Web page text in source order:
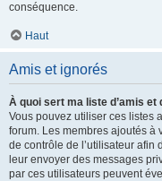
conséquence.
Haut
Amis et ignorés
À quoi sert ma liste d’amis et
Vous pouvez utiliser ces listes
forum. Les membres ajoutés à
de contrôle de l’utilisateur afin
leur envoyer des messages
par ces utilisateurs peuvent